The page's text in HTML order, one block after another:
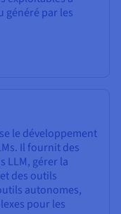
généré par les
le développement
Il fournit des
LLM, gérer la
des outils
autonomes,
pour les